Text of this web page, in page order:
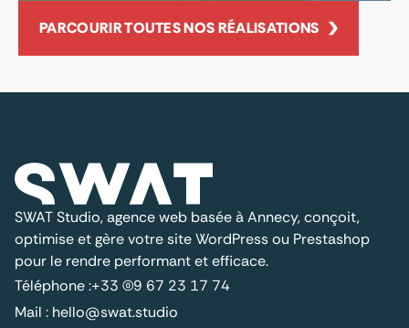
PARCOURIR TOUTES NOS RÉALISATIONS
SWAT Studio, agence web basée à Annecy, conçoit,
optimise et gère votre site WordPress ou Prestashop
pour le rendre performant et efficace.
Téléphone :+33 (0)9 67 23 17 74
Mail : hello@swat.studio